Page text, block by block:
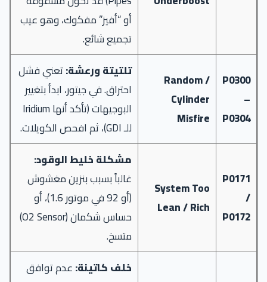
أو “أفيز” مفكوك، وهو عيب
تجميع شائع.
P0300
–
P0304
Random /
Cylinder
Misfire
تلتيتة ورعشة:تعني فشل
احتراق. في جيتور، ابدأ بتغيير
البوجيهات (تأكد أنها Iridium
للـ GDI)، ثم افحص الكويلات.
P0171
/
P0172
System Too
Lean / Rich
مشكلة خليط الوقود:
غالباً بسبب بنزين مغشوش
(أو 92 في موتور 1.6)، أو
حساس شكمان (O2 Sensor)
متسخ.
خلف كاتينة:عدم توافق